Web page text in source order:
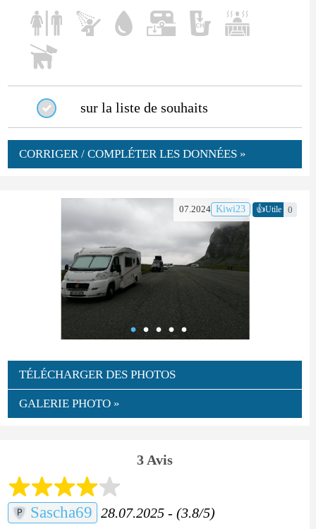
sur la liste de souhaits
CORRIGER / COMPLÉTER LES DONNÉES »
07.2024 Kiwi23 👍Utile 0
TÉLÉCHARGER DES PHOTOS
GALERIE PHOTO »
3 Avis
Sascha69 28.07.2025 - (3.8/5)